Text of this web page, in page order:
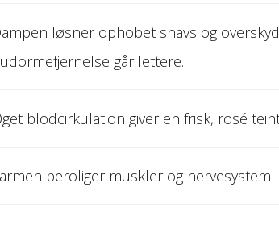
løsner ophobet snavs og
går lettere.
blodcirkulation giver en frisk, rosé
beroliger muskler og nervesystem